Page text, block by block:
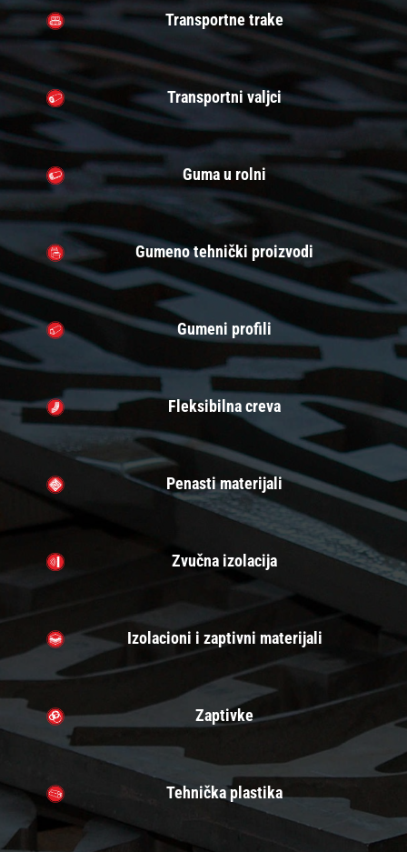
Transportne trake
Transportni valjci
Guma u rolni
Gumeno tehnički proizvodi
Gumeni profili
Fleksibilna creva
Penasti materijali
Zvučna izolacija
Izolacioni i zaptivni materijali
Zaptivke
Tehnička plastika